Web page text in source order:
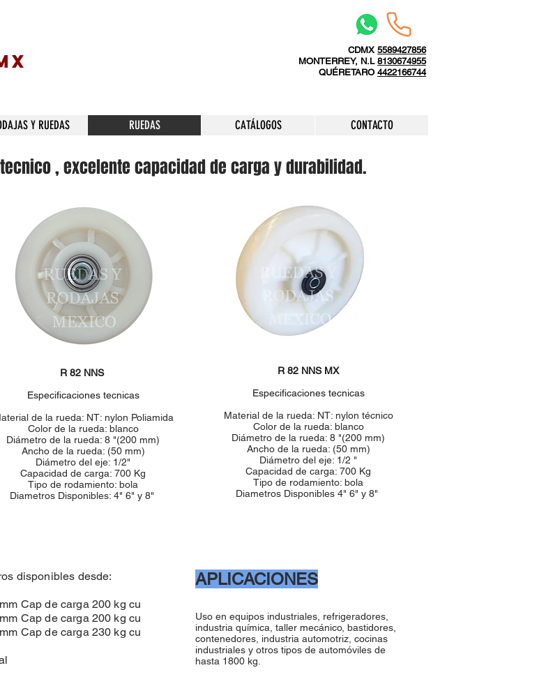
CDMX 5589427856
MONTERREY, N.L 8130674955
QUÉRETARO 4422166744
Y RUEDAS RUEDAS CATÁLOGOS CONTACTO
, excelente capacidad de carga y durabilidad.
R 82 NNS
Especificaciones tecnicas
de la rueda: NT: nylon Poliamida
Color de la rueda: blanco
Diámetro de la rueda: 8 "(200 mm)
Ancho de la rueda: (50 mm)
Diámetro del eje: 1/2"
Capacidad de carga: 700 Kg
Tipo de rodamiento: bola
Diametros Disponibles: 4" 6" y 8"
disponibles desde:
Cap de carga 200 kg cu
Cap de carga 200 kg cu
Cap de carga 230 kg cu
R 82 NNS MX
Especificaciones tecnicas
Material de la rueda: NT: nylon técnico
Color de la rueda: blanco
Diámetro de la rueda: 8 "(200 mm)
Ancho de la rueda: (50 mm)
Diámetro del eje: 1/2 "
Capacidad de carga: 700 Kg
Tipo de rodamiento: bola
Diametros Disponibles 4" 6" y 8"
APLICACIONES
Uso en equipos industriales, refrigeradores,
industria química, taller mecánico, bastidores,
contenedores, industria automotriz, cocinas
industriales y otros tipos de automóviles de
hasta 1800 kg.